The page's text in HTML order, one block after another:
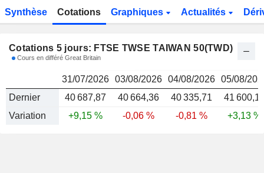
Synthèse Cotations Graphiques Actualités
Cotations 5 jours: FTSE TWSE TAIWAN 50(TWD)
Cours en différé Great Britain
31/07/2026 03/08/2026 04/08/2026 05/08/
Dernier
40 687,87 40 664,36 40 335,71
41
Variation
+9,15 % -0,06 % -0,81 % +3,13 %